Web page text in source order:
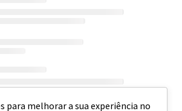
para melhorar a sua experiência no